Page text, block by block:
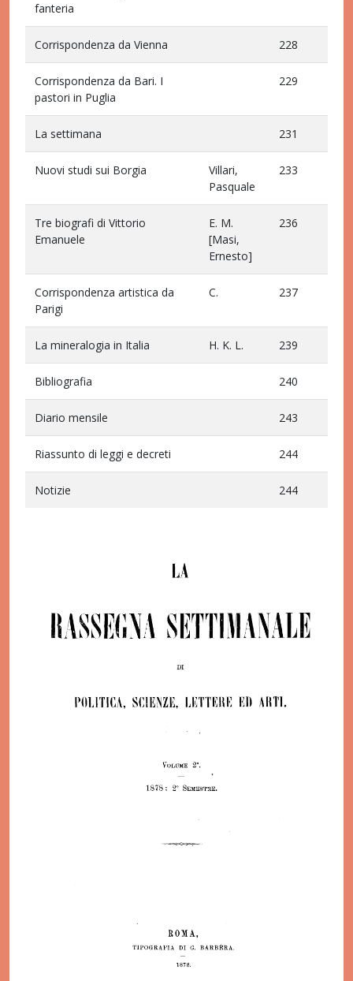
fanteria
Corrispondenza da Vienna 228
Corrispondenza da Bari. I
pastori in Puglia
229
La settimana 231
Nuovi studi sui Borgia
Villari,
Pasquale
233
Tre biografi di Vittorio
Emanuele
E. M.
[Masi,
Ernesto]
236
Corrispondenza artistica da
Parigi
C. 237
La mineralogia in Italia H. K. L. 239
Bibliografia 240
Diario mensile 243
Riassunto di leggi e decreti 244
Notizie 244